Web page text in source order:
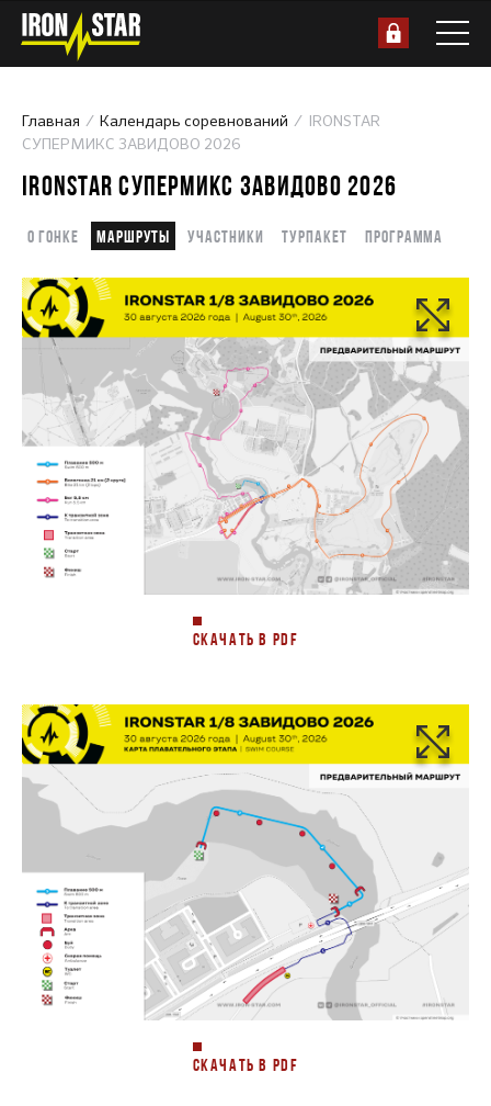
Главная Календарь соревнований
IRONSTAR
СУПЕРМИКС ЗАВИДОВО 2026
IRONSTAR СУПЕРМИКС ЗАВИДОВО 2026
О гонке Маршруты Участники Турпакет Программа
СКАЧАТЬ В PDF
СКАЧАТЬ В PDF